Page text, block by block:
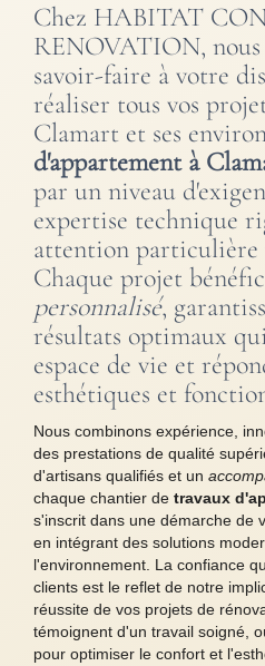
Chez HABITAT
RENOVATION,
savoir-faire à votre
réaliser tous vos
Clamart et ses
d'appartement à
par un niveau
expertise technique
attention particulière
Chaque projet
personnalisé,
résultats optimaux
espace de vie et
esthétiques et
Nous combinons expérience,
des prestations de qualité
d'artisans qualifiés et un
chaque chantier de travaux
s'inscrit dans une démarche de
en intégrant des solutions
l'environnement. La confiance
clients est le reflet de notre
réussite de vos projets de
témoignent d'un travail soigné,
pour optimiser le confort et